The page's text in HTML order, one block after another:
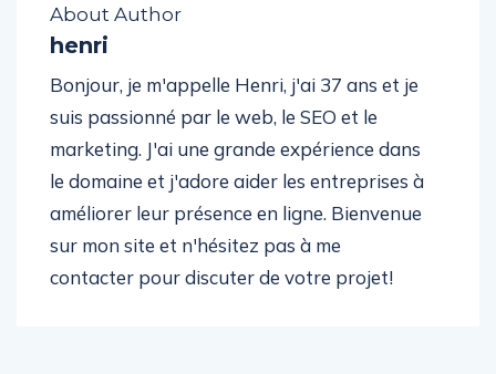
About Author
henri
Bonjour, je m'appelle Henri, j'ai 37 ans et je
suis passionné par le web, le SEO et le
marketing. J'ai une grande expérience dans
le domaine et j'adore aider les entreprises à
améliorer leur présence en ligne. Bienvenue
sur mon site et n'hésitez pas à me
contacter pour discuter de votre projet!